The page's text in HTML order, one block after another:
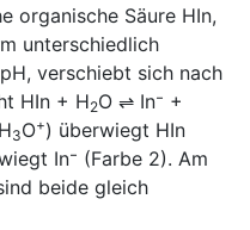
organische Säure HIn,
unterschiedlich
verschiebt sich nach
HIn + H2O ⇌ In⁻ +
3O+) überwiegt HIn
In⁻ (Farbe 2). Am
beide gleich